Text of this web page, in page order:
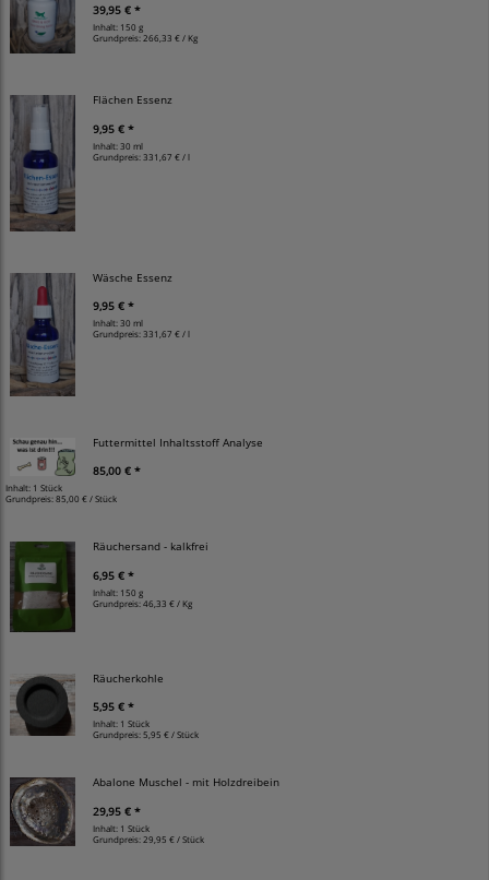
39,95 € *
Inhalt: 150 g
Grundpreis: 266,33 € / Kg
Flächen Essenz
9,95 € *
Inhalt: 30 ml
Grundpreis:331,67 € / l
Wäsche Essenz
9,95 € *
Inhalt: 30 ml
Grundpreis:331,67 € / l
Futtermittel Inhaltsstoff Analyse
85,00 € *
Inhalt: 1 Stück
Grundpreis:85,00 € / Stück
Räuchersand - kalkfrei
6,95 € *
Inhalt: 150 g
Grundpreis:46,33 € / Kg
Räucherkohle
5,95 € *
Inhalt: 1 Stück
Grundpreis:5,95 € / Stück
Abalone Muschel - mit Holzdreibein
29,95 € *
Inhalt: 1 Stück
Grundpreis: 29,95 € / Stück